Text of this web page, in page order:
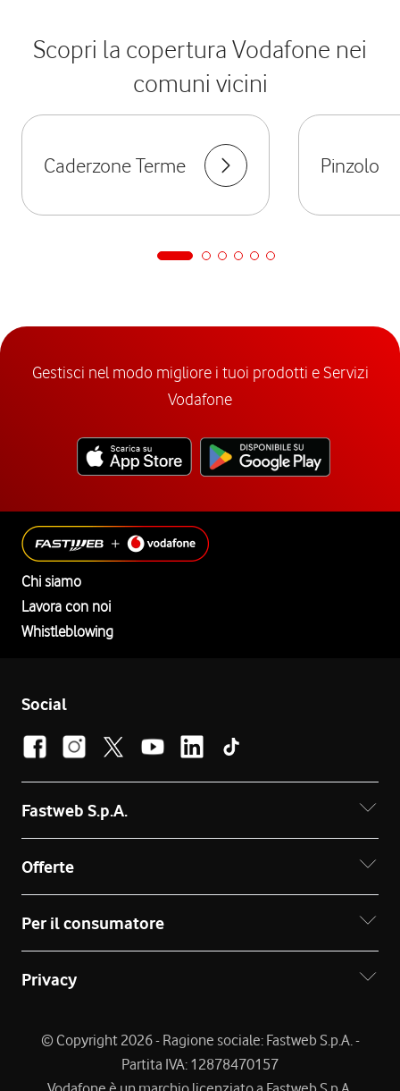
Scopri la copertura Vodafone nei
comuni vicini
Caderzone Terme Pinzolo
Gestisci nel modo migliore i tuoi prodotti e Servizi
Vodafone
Chi siamo
Lavora con noi
Whistleblowing
Social
Fastweb S.p.A.
Offerte
Per il consumatore
Privacy
© Copyright 2026 - Ragione sociale: Fastweb S.p.A. -
Partita IVA: 12878470157